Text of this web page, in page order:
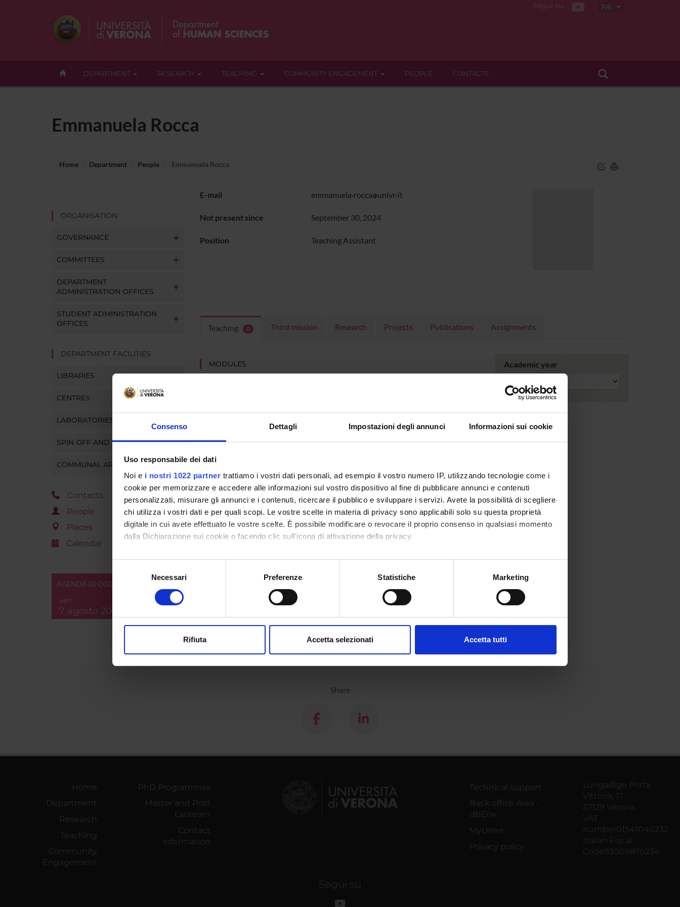
Consenso Dettagli Impostazioni degli annunci Informazioni sui cookie
Uso responsabile dei dati
Noi e i nostri 1022 partner trattiamo i vostri dati personali, ad esempio il vostro numero IP, utilizzando tecnologie come i
cookie per memorizzare e accedere alle informazioni sul vostro dispositivo al fine di pubblicare annunci e contenuti
personalizzati, misurare gli annunci e i contenuti, ricercare il pubblico e sviluppare i servizi. Avete la possibilità di scegliere
chi utilizza i vostri dati e per quali scopi. Le vostre scelte in materia di privacy sono applicabili solo su questa proprietà
digitale in cui avete effettuato le vostre scelte. È possibile modificare o revocare il proprio consenso in qualsiasi momento
dalla Dichiarazione sui cookie o facendo clic sull'icona di attivazione della privacy.
Con il tuo consenso, vorremmo anche:
raccogliere informazioni sulla tua posizione geografica, con un'approssimazione di qualche metro,
digitali).
modificare o ritirare il tuo consenso in qualsiasi momento dalla Dichiarazione sui cookie.
consenso
Necessari Preferenze Statistiche Marketing
Rifiuta Accetta selezionati Accetta tutti
Segui su
DEPARTMENT RESEARCH TEACHING COMMUNITY ENGAGEMENT PEOPLE CONTACTS
Emmanuela Rocca
Home Department People Emmanuela Rocca
ORGANISATION
GOVERNANCE
COMMITTEES
DEPARTMENT
ADMINISTRATION OFFICES
STUDENT ADMINISTRATION
OFFICES
DEPARTMENT FACILITIES
LIBRARIES
CENTRES
LABORATORIES
SPIN OFF AND COMPANIES
COMMUNAL AREA
Contacts
People
Places
Calendar
AGENDA DI OGGI
ven
7 agosto 2026
E-mail emmanuela rocca univr it
Not present since September 30, 2024
Position Teaching Assistant
Teaching 0 Third mission Research Projects Publications Assignments
MODULES Academic year
Share
Home
Department
Research
Teaching
Community
Engagement
PhD Programmes
Master and Post
Lauream
Contact
information
Technical support
Back office Area -
dbErw
MyUnivr
Privacy policy
Lungadige Porta
Vittoria, 17
37129 Verona
VAT
number01541040232
Italian Fiscal
Code93009870234
Segui su